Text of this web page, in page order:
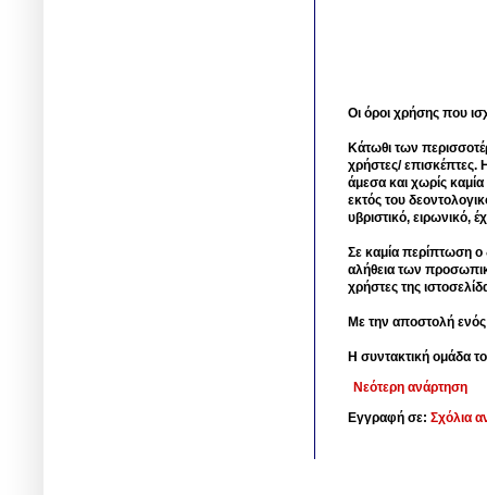
Οι όροι χρήσης που
Κάτωθι των
χρήστες/ επισκέπτες.
άμεσα και χωρίς
εκτός του
υβριστικό, ειρωνικό,
Σε καμία περίπτωση ο
αλήθεια των
χρήστες της
Με την αποστολή
Η συντακτική ομάδα
Νεότερη ανάρτηση
Εγγραφή σε: Σχόλια